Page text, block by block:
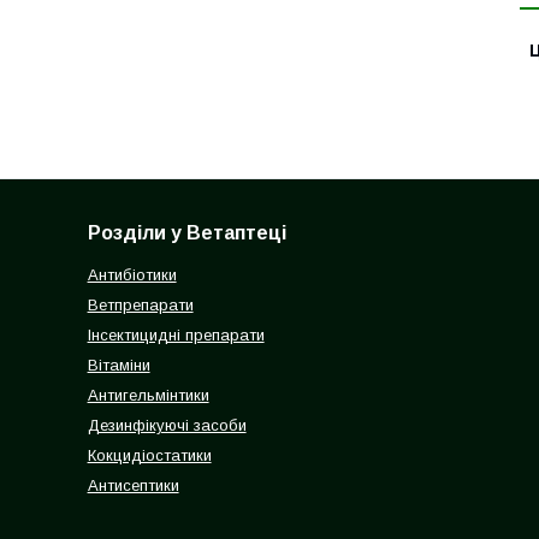
Розділи у Ветаптеці
Антибіотики
Ветпрепарати
Інсектицидні препарати
Вітаміни
Антигельмінтики
Дезинфікуючі засоби
Кокцидіостатики
Антисептики